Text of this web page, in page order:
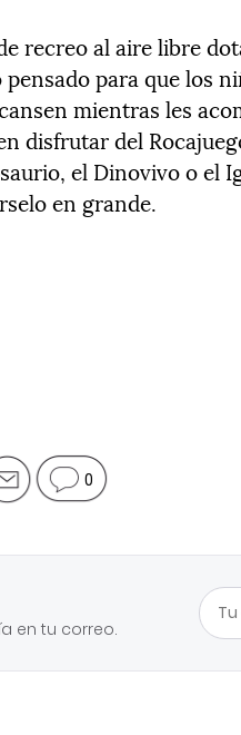
recreo al aire libre
para que los
mientras les
disfrutar del
el Dinovivo o el
en grande.
0
en tu correo.